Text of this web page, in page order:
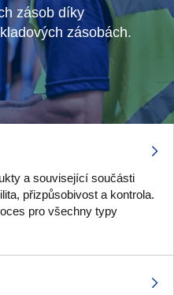
zásob díky
zásobách.
a související součásti
přizpůsobivost a kontrola.
pro všechny typy